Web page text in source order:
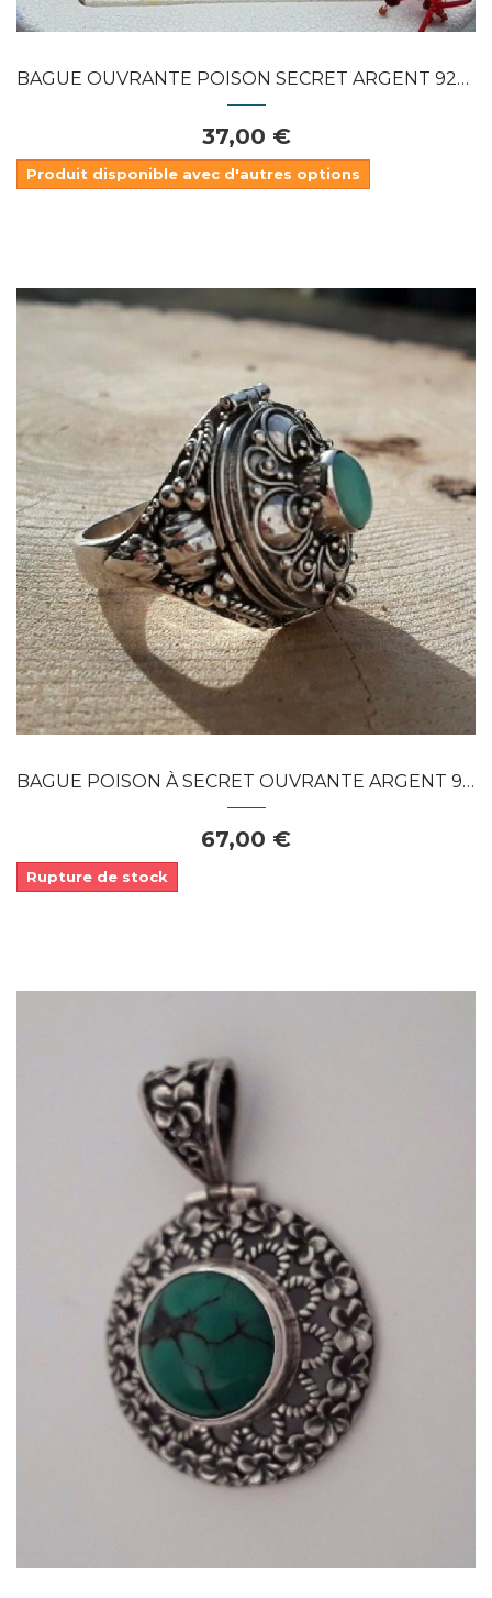
BAGUE OUVRANTE POISON SECRET ARGENT 925 &...
37,00 €
Produit disponible avec d'autres options
Dans mon panier
APERÇU RAPIDE
BAGUE POISON À SECRET OUVRANTE ARGENT 925...
67,00 €
Rupture de stock
Dans mon panier
APERÇU RAPIDE